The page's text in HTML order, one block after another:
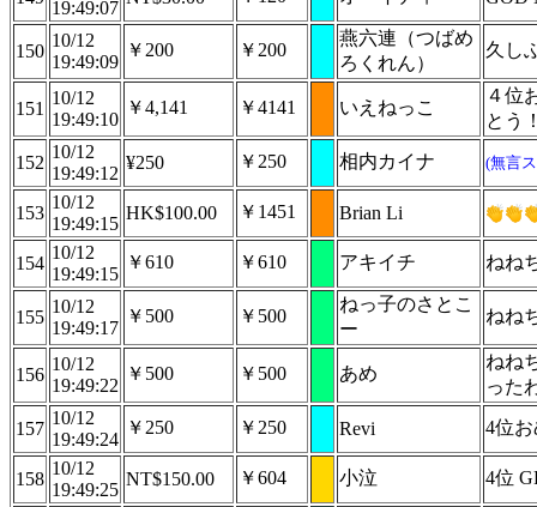
19:49:07
150
10/12
19:49:09
￥200 ￥200
燕六連（つばめ
ろくれん）
久し
151
10/12
19:49:10
￥4,141 ￥4141 いえねっこ
４位
とう
152
10/12
19:49:12
¥250 ￥250 相内カイナ (無言
153
10/12
19:49:15
HK$100.00 ￥1451 Brian Li
154
10/12
19:49:15
￥610 ￥610 アキイチ ねね
155
10/12
19:49:17
￥500 ￥500
ねっ子のさとこ
ー
ねね
156
10/12
19:49:22
￥500 ￥500 あめ
ねね
った
157
10/12
19:49:24
￥250 ￥250 Revi 4位
158
10/12
19:49:25
NT$150.00 ￥604 小泣 4位